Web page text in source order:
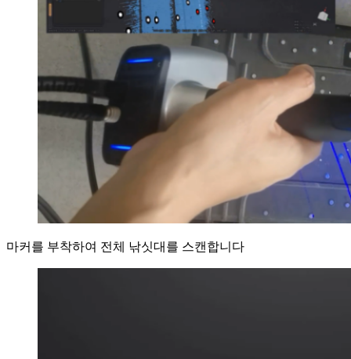
마커를 부착하여 전체 낚싯대를 스캔합니다